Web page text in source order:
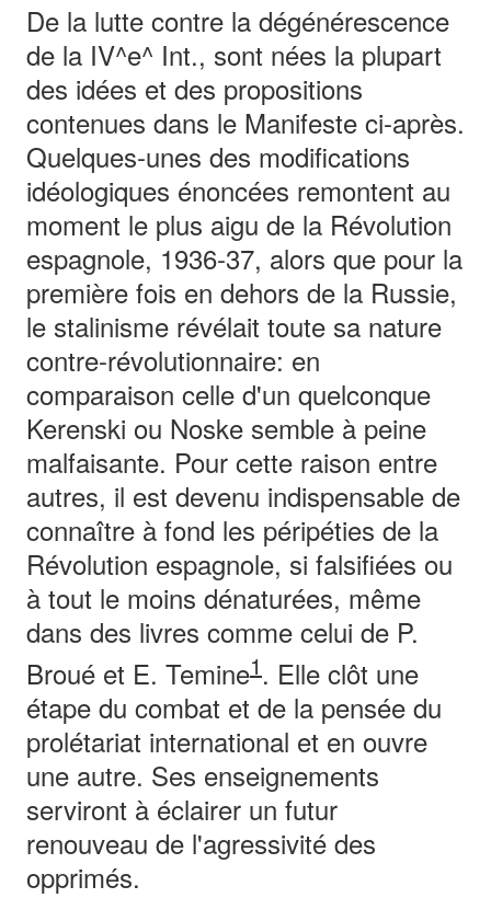
De la lutte contre la dégénérescence
de la IV^e^ Int., sont nées la plupart
des idées et des propositions
contenues dans le Manifeste ci-après.
Quelques-unes des modifications
idéologiques énoncées remontent au
moment le plus aigu de la Révolution
espagnole, 1936-37, alors que pour la
première fois en dehors de la Russie,
le stalinisme révélait toute sa nature
contre-révolutionnaire: en
comparaison celle d'un quelconque
Kerenski ou Noske semble à peine
malfaisante. Pour cette raison entre
autres, il est devenu indispensable de
connaître à fond les péripéties de la
Révolution espagnole, si falsifiées ou
à tout le moins dénaturées, même
dans des livres comme celui de P.
Broué et E. Temine1 . Elle clôt une
étape du combat et de la pensée du
prolétariat international et en ouvre
une autre. Ses enseignements
serviront à éclairer un futur
renouveau de l'agressivité des
opprimés.